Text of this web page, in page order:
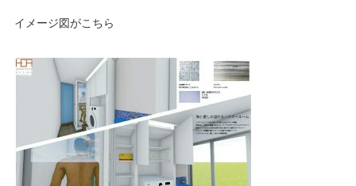
イメージ図がこちら